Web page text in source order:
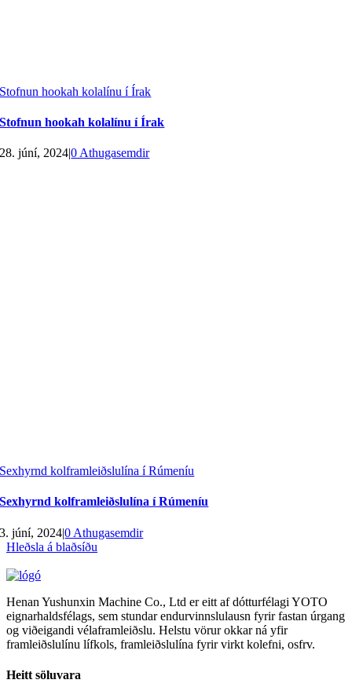
Stofnun hookah kolalínu í Írak
Stofnun hookah kolalínu í Írak
28. júní, 2024|0 Athugasemdir
Sexhyrnd kolframleiðslulína í Rúmeníu
Sexhyrnd kolframleiðslulína í Rúmeníu
3. júní, 2024|0 Athugasemdir
Hleðsla á blaðsíðu
Henan Yushunxin Machine Co., Ltd er eitt af dótturfélagi YOTO
eignarhaldsfélags, sem stundar endurvinnslulausn fyrir fastan úrgang
og viðeigandi vélaframleiðslu. Helstu vörur okkar ná yfir
framleiðslulínu lífkols, framleiðslulína fyrir virkt kolefni, osfrv.
Heitt söluvara